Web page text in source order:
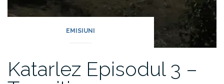
EMISIUNI
Katarlez Episodul 3 –